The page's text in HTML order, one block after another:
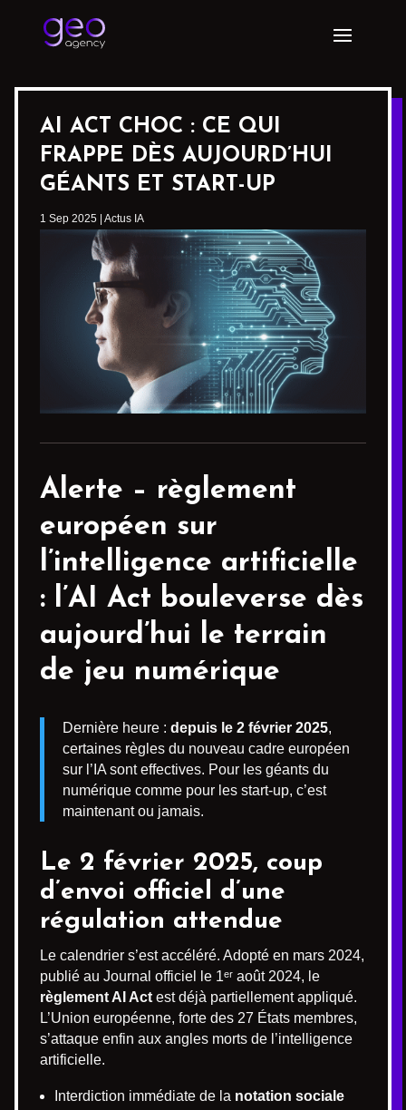
AI ACT CHOC : CE QUI
FRAPPE DÈS AUJOURD’HUI
GÉANTS ET START-UP
1 Sep 2025 Actus IA
Alerte – règlement
européen sur
l’intelligence artificielle
: l’AI Act bouleverse dès
aujourd’hui le terrain
de jeu numérique
Dernière heure : depuis le 2 février 2025,
certaines règles du nouveau cadre européen
sur l’IA sont effectives. Pour les géants du
numérique comme pour les start-up, c’est
maintenant ou jamais.
Le 2 février 2025, coup
d’envoi officiel d’une
régulation attendue
Le calendrier s’est accéléré. Adopté en mars 2024,
publié au Journal officiel le 1ᵉʳ août 2024, le
règlement AI Act est déjà partiellement appliqué.
L’Union européenne, forte des 27 États membres,
s’attaque enfin aux angles morts de l’intelligence
artificielle.
Interdiction immédiate de la notation sociale